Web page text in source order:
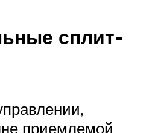
сплит-
приемлемой